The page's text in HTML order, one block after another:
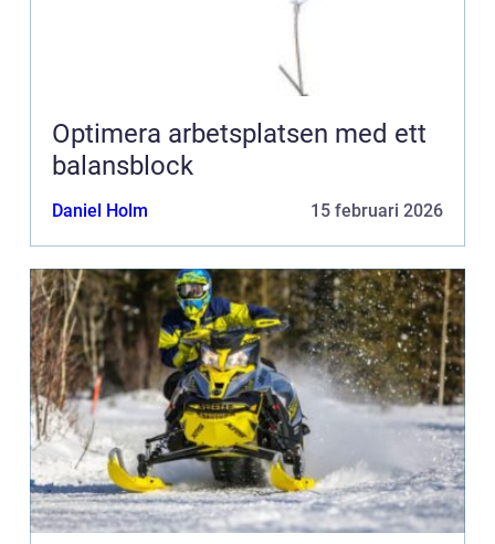
Optimera arbetsplatsen med ett
balansblock
Daniel Holm 15 februari 2026